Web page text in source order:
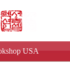
USA